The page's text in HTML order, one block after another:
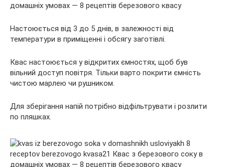
Настоюється від 3 до 5 днів, в залежності від
температури в приміщенні і обсягу заготівлі.
Квас настоюється у відкритих ємностях, щоб був
вільний доступ повітря. Тільки варто покрити ємність
чистою марлею чи рушником.
Для зберігання напій потрібно відфільтрувати і розлити
по пляшках.